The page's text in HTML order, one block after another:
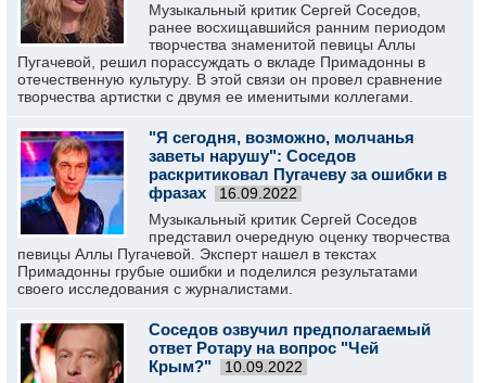
Музыкальный критик Сергей Соседов,
ранее восхищавшийся ранним периодом
творчества знаменитой певицы Аллы
Пугачевой, решил порассуждать о вкладе Примадонны в
отечественную культуру. В этой связи он провел сравнение
творчества артистки с двумя ее именитыми коллегами.
"Я сегодня, возможно, молчанья
заветы нарушу": Соседов
раскритиковал Пугачеву за ошибки в
фразах
16.09.2022
Музыкальный критик Сергей Соседов
представил очередную оценку творчества
певицы Аллы Пугачевой. Эксперт нашел в текстах
Примадонны грубые ошибки и поделился результатами
своего исследования с журналистами.
Соседов озвучил предполагаемый
ответ Ротару на вопрос "Чей
Крым?"
10.09.2022